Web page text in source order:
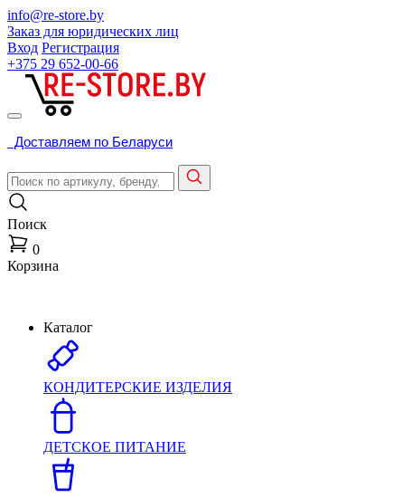
info@re-store.by
Заказ для юридических лиц
Вход Регистрация
+375 29 652-00-66
Доставляем по Беларуси
Поиск
0
Корзина
Каталог
КОНДИТЕРСКИЕ ИЗДЕЛИЯ
ДЕТСКОЕ ПИТАНИЕ